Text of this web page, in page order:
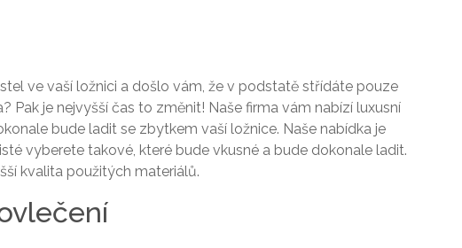
ve vaší ložnici a došlo vám, že v podstatě střídáte pouze
Pak je nejvyšší čas to změnit! Naše firma vám nabízí luxusní
bude ladit se zbytkem vaší ložnice. Naše nabídka je
vyberete takové, které bude vkusné a bude dokonale ladit.
kvalita použitých materiálů.